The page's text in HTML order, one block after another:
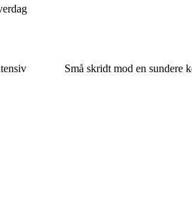
Små skridt mod en sundere